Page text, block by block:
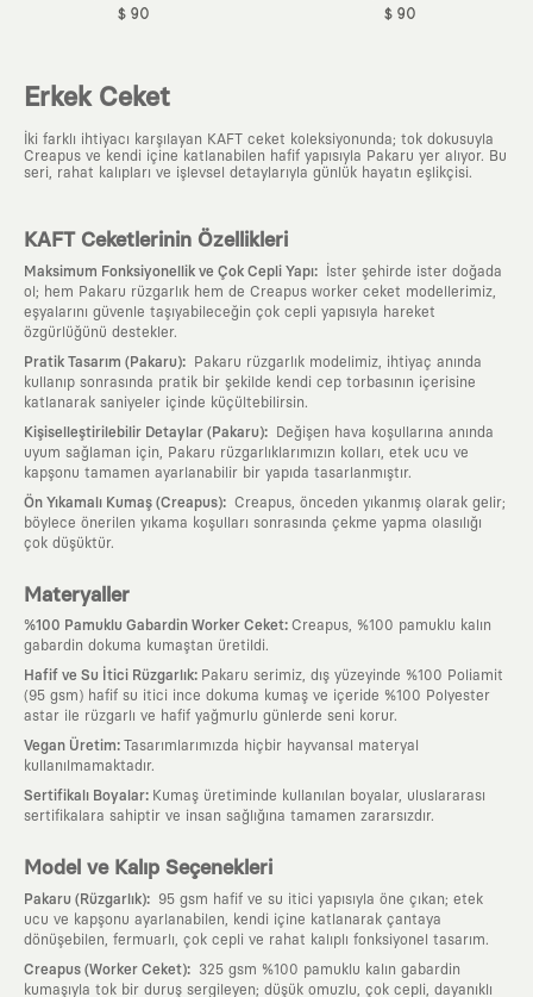
$ 90 $ 90
Erkek Ceket
İki farklı ihtiyacı karşılayan KAFT ceket koleksiyonunda; tok dokusuyla
Creapus ve kendi içine katlanabilen hafif yapısıyla Pakaru yer alıyor. Bu
seri, rahat kalıpları ve işlevsel detaylarıyla günlük hayatın eşlikçisi.
KAFT Ceketlerinin Özellikleri
Maksimum Fonksiyonellik ve Çok Cepli Yapı:
İster şehirde ister doğada
ol; hem Pakaru rüzgarlık hem de Creapus worker ceket modellerimiz,
eşyalarını güvenle taşıyabileceğin çok cepli yapısıyla hareket
özgürlüğünü destekler.
Pratik Tasarım (Pakaru):
Pakaru rüzgarlık modelimiz, ihtiyaç anında
kullanıp sonrasında pratik bir şekilde kendi cep torbasının içerisine
katlanarak saniyeler içinde küçültebilirsin.
Kişiselleştirilebilir Detaylar (Pakaru):
Değişen hava koşullarına anında
uyum sağlaman için, Pakaru rüzgarlıklarımızın kolları, etek ucu ve
kapşonu tamamen ayarlanabilir bir yapıda tasarlanmıştır.
Ön Yıkamalı Kumaş (Creapus): Creapus, önceden yıkanmış olarak gelir;
böylece önerilen yıkama koşulları sonrasında çekme yapma olasılığı
çok düşüktür.
Materyaller
%100 Pamuklu Gabardin Worker Ceket: Creapus, %100 pamuklu kalın
gabardin dokuma kumaştan üretildi.
Hafif ve Su İtici Rüzgarlık: Pakaru serimiz, dış yüzeyinde %100 Poliamit
(95 gsm) hafif su itici ince dokuma kumaş ve içeride %100 Polyester
astar ile rüzgarlı ve hafif yağmurlu günlerde seni korur.
Vegan Üretim: Tasarımlarımızda hiçbir hayvansal materyal
kullanılmamaktadır.
Sertifikalı Boyalar: Kumaş üretiminde kullanılan boyalar, uluslararası
sertifikalara sahiptir ve insan sağlığına tamamen zararsızdır.
Model ve Kalıp Seçenekleri
Pakaru (Rüzgarlık):
95 gsm hafif ve su itici yapısıyla öne çıkan; etek
ucu ve kapşonu ayarlanabilen, kendi içine katlanarak çantaya
dönüşebilen, fermuarlı, çok cepli ve rahat kalıplı fonksiyonel tasarım.
Creapus (Worker Ceket):
325 gsm %100 pamuklu kalın gabardin
kumaşıyla tok bir duruş sergileyen; düşük omuzlu, çok cepli, dayanıklı